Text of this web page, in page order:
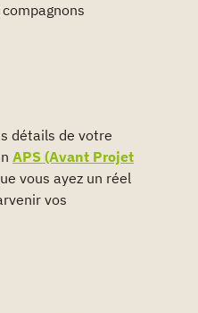
détails de votre
APS (Avant Projet
vous ayez un réel
vos